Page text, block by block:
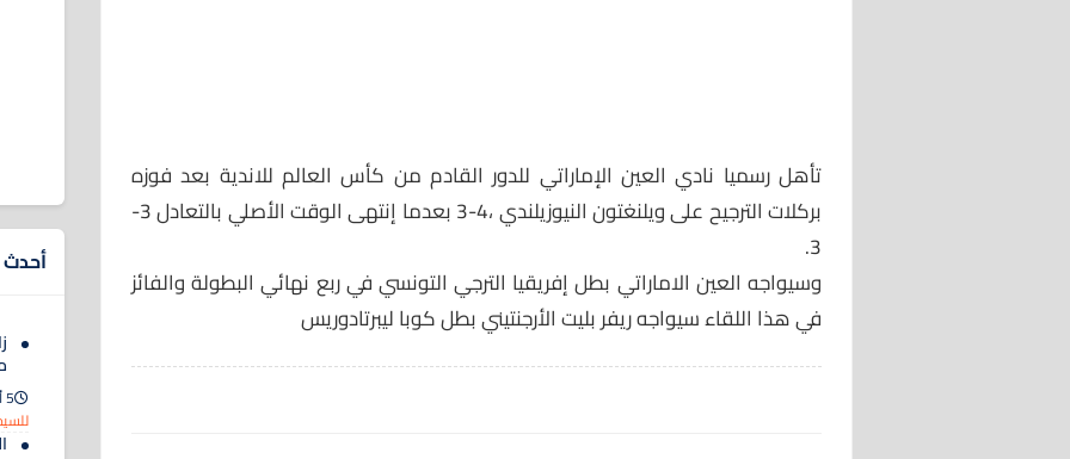
تأهل رسميا نادي العين الإماراتي للدور القادم من كأس العالم للاندية بعد فوزه
بركلات الترجيح على ويلنغتون النيوزيلندي ،4-3 بعدما إنتهى الوقت الأصلي بالتعادل 3-
3.
وسيواجه العين الاماراتي بطل إفريقيا الترجي التونسي في ربع نهائي البطولة والفائز
في هذا اللقاء سيواجه ريفر بليت الأرجنتيني بطل كوبا ليبرتادوريس
أحدث
5 أغسطس 2026